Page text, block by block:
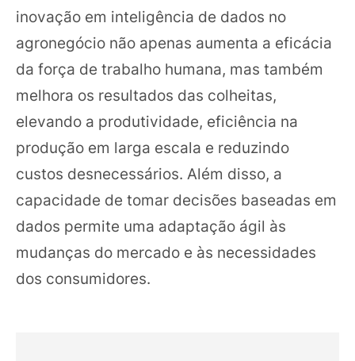
inovação em inteligência de dados no
agronegócio não apenas aumenta a eficácia
da força de trabalho humana, mas também
melhora os resultados das colheitas,
elevando a produtividade, eficiência na
produção em larga escala e reduzindo
custos desnecessários. Além disso, a
capacidade de tomar decisões baseadas em
dados permite uma adaptação ágil às
mudanças do mercado e às necessidades
dos consumidores.